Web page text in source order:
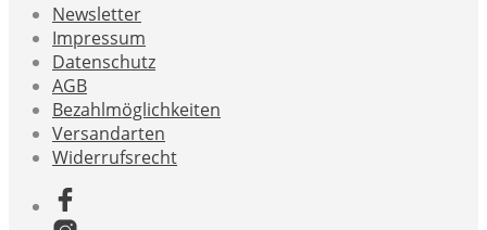
Newsletter
Impressum
Datenschutz
AGB
Bezahlmöglichkeiten
Versandarten
Widerrufsrecht